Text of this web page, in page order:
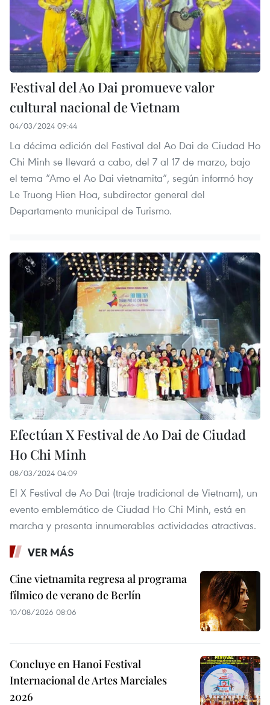
Festival del Ao Dai promueve valor
cultural nacional de Vietnam
04/03/2024 09:44
La décima edición del Festival del Ao Dai de Ciudad Ho
Chi Minh se llevará a cabo, del 7 al 17 de marzo, bajo
el tema “Amo el Ao Dai vietnamita”, según informó hoy
Le Truong Hien Hoa, subdirector general del
Departamento municipal de Turismo.
Efectúan X Festival de Ao Dai de Ciudad
Ho Chi Minh
08/03/2024 04:09
El X Festival de Ao Dai (traje tradicional de Vietnam), un
evento emblemático de Ciudad Ho Chi Minh, está en
marcha y presenta innumerables actividades atractivas.
VER MÁS
Cine vietnamita regresa al programa
fílmico de verano de Berlín
10/08/2026 08:06
Concluye en Hanoi Festival
Internacional de Artes Marciales
2026